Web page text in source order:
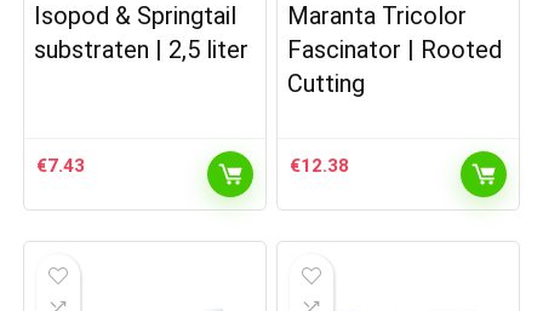
Isopod & Springtail
substraten | 2,5 liter
€7.43
Maranta Tricolor
Fascinator | Rooted
Cutting
€12.38